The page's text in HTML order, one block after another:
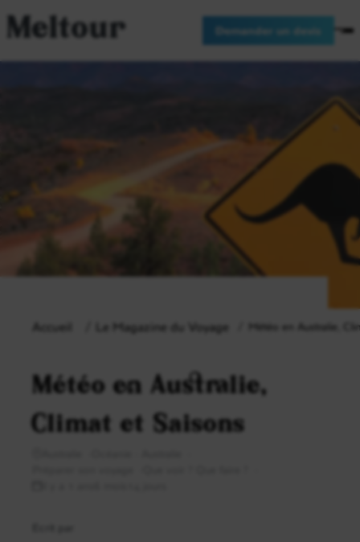
Meltour Demander un devis
Accueil Le Magazine du Voyage Météo en Australie,
Météo en Australie,
Climat et Saisons